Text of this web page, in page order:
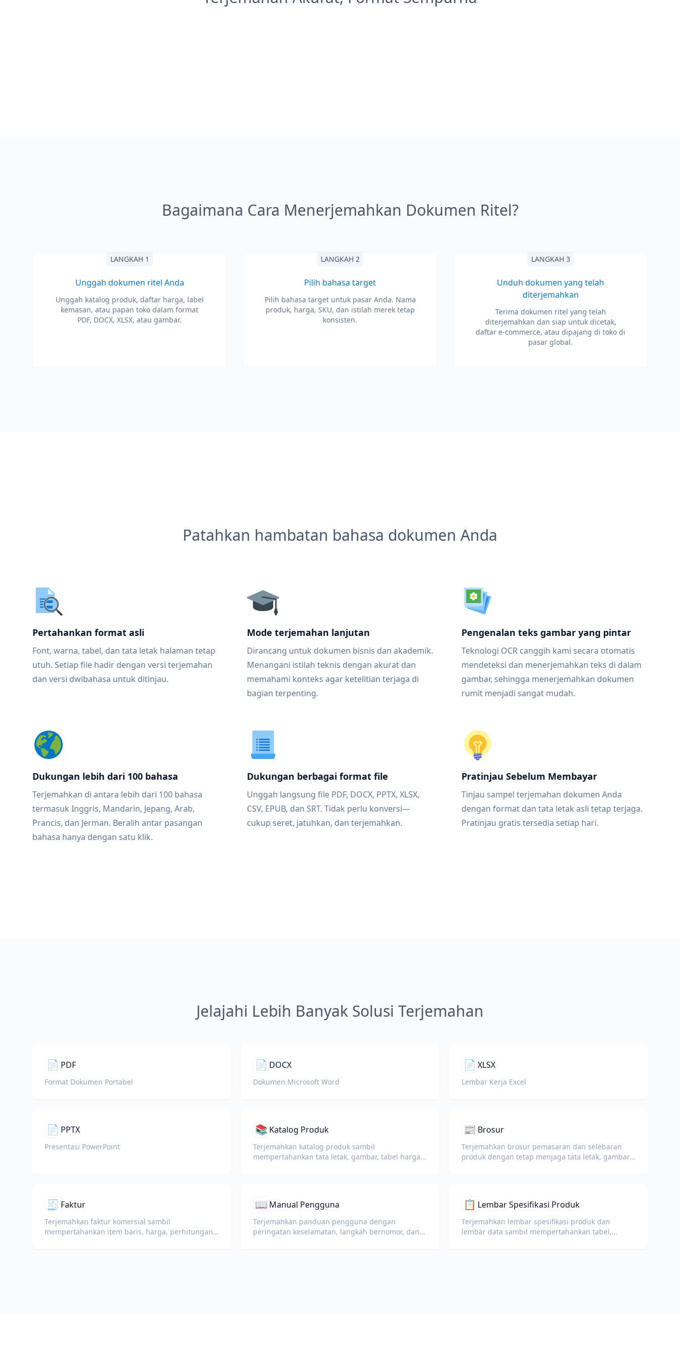
Bagaimana Cara Menerjemahkan Dokumen Ritel?
LANGKAH 1
Unggah dokumen ritel Anda
Unggah katalog produk, daftar harga, label
kemasan, atau papan toko dalam format
PDF, DOCX, XLSX, atau gambar.
LANGKAH 2
Pilih bahasa target
Pilih bahasa target untuk pasar Anda. Nama
produk, harga, SKU, dan istilah merek tetap
konsisten.
LANGKAH 3
Unduh dokumen yang telah
diterjemahkan
Terima dokumen ritel yang telah
diterjemahkan dan siap untuk dicetak,
daftar e-commerce, atau dipajang di toko di
pasar global.
Patahkan hambatan bahasa dokumen Anda
Pertahankan format asli
Font, warna, tabel, dan tata letak halaman tetap
utuh. Setiap file hadir dengan versi terjemahan
dan versi dwibahasa untuk ditinjau.
Mode terjemahan lanjutan
Dirancang untuk dokumen bisnis dan akademik.
Menangani istilah teknis dengan akurat dan
memahami konteks agar ketelitian terjaga di
bagian terpenting.
Pengenalan teks gambar yang pintar
Teknologi OCR canggih kami secara otomatis
mendeteksi dan menerjemahkan teks di dalam
gambar, sehingga menerjemahkan dokumen
rumit menjadi sangat mudah.
Dukungan lebih dari 100 bahasa
Terjemahkan di antara lebih dari 100 bahasa
termasuk Inggris, Mandarin, Jepang, Arab,
Prancis, dan Jerman. Beralih antar pasangan
bahasa hanya dengan satu klik.
Dukungan berbagai format file
Unggah langsung file PDF, DOCX, PPTX, XLSX,
CSV, EPUB, dan SRT. Tidak perlu konversi—
cukup seret, jatuhkan, dan terjemahkan.
Pratinjau Sebelum Membayar
Tinjau sampel terjemahan dokumen Anda
dengan format dan tata letak asli tetap terjaga.
Pratinjau gratis tersedia setiap hari.
Jelajahi Lebih Banyak Solusi Terjemahan
📄 PDF
Format Dokumen Portabel
📄 DOCX
Dokumen Microsoft Word
📄 XLSX
Lembar Kerja Excel
📄 PPTX
Presentasi PowerPoint
📚 Katalog Produk
Terjemahkan katalog produk sambil
mempertahankan tata letak, gambar, tabel harga,
📰 Brosur
Terjemahkan brosur pemasaran dan selebaran
produk dengan tetap menjaga tata letak, gambar,
🧾 Faktur
Terjemahkan faktur komersial sambil
mempertahankan item baris, harga, perhitungan
📖 Manual Pengguna
Terjemahkan panduan pengguna dengan
peringatan keselamatan, langkah bernomor, dan
📋 Lembar Spesifikasi Produk
Terjemahkan lembar spesifikasi produk dan
lembar data sambil mempertahankan tabel,